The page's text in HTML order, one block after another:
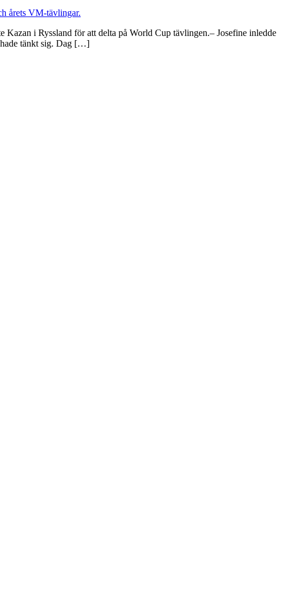
Kazan i Ryssland för att delta på World Cup tävlingen.– Josefine inledde
hade tänkt sig. Dag […]